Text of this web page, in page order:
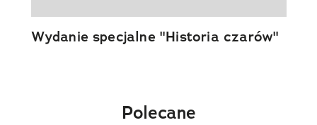
Wydanie specjalne "Historia czarów"
Polecane